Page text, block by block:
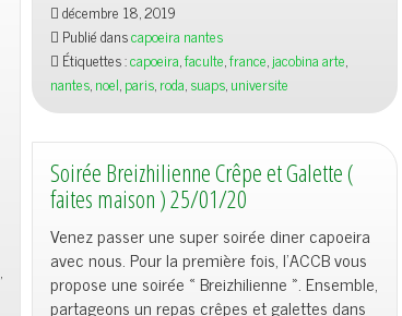
,
de
Natal
19/12/19
décembre 18, 2019
Publié danscapoeira nantes
Étiquettes :capoeira,faculte,france,jacobina arte,
nantes,noel,paris,roda,suaps,universite
Soirée Breizhilienne Crêpe et Galette (
faites maison ) 25/01/20
Venez passer une super soirée diner capoeira
avec nous. Pour la première fois, l’ACCB vous
propose une soirée « Breizhilienne ». Ensemble,
partageons un repas crêpes et galettes dans